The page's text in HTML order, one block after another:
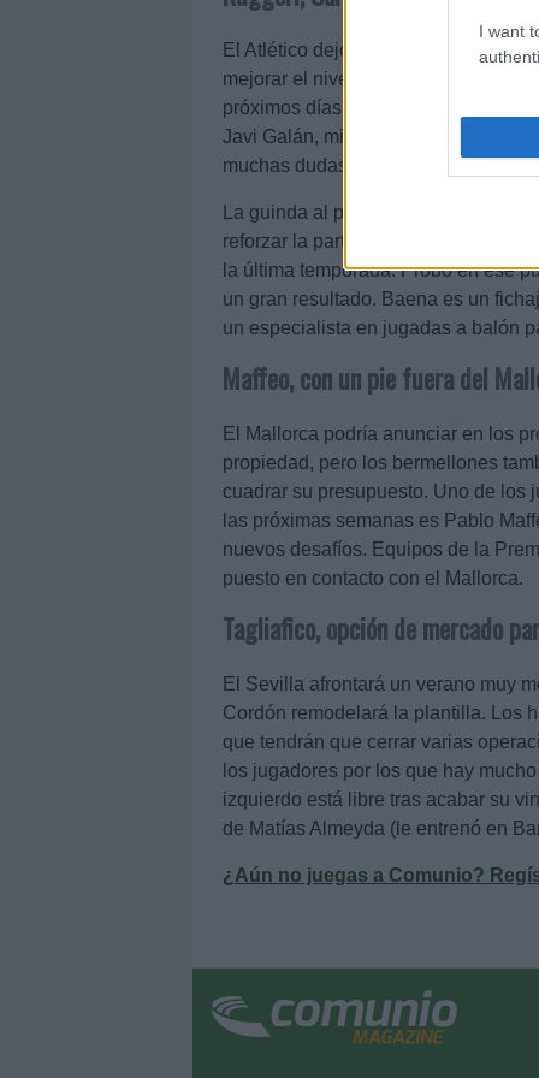
I want
El Atlético dejó claro en el reciente
mejorar el nivel de su plantilla y
próximos días. El italiano Mateo
Javi Galán, mientras que Johnny
muchas dudas tras el reciente
La guinda al pastel rojiblanco la
reforzar la parte izquierda del centro
la última temporada. Probó en ese
un gran resultado. Baena es un
un especialista en jugadas a balón
Maffeo, con un pie fuera del
El Mallorca podría anunciar en los
propiedad, pero los bermellones
cuadrar su presupuesto. Uno de los
las próximas semanas es Pablo
nuevos desafíos. Equipos de la
puesto en contacto con el Mallorca.
Tagliafico, opción de mercado
El Sevilla afrontará un verano muy
Cordón remodelará la plantilla. Los
que tendrán que cerrar varias
los jugadores por los que hay
izquierdo está libre tras acabar su
de Matías Almeyda (le entrenó en
¿Aún no juegas a Comunio?